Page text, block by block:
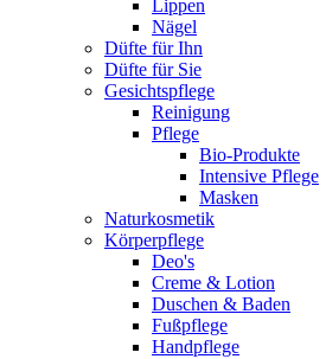
Lippen
Nägel
Düfte für Ihn
Düfte für Sie
Gesichtspflege
Reinigung
Pflege
Bio-Produkte
Intensive Pflege
Masken
Naturkosmetik
Körperpflege
Deo's
Creme & Lotion
Duschen & Baden
Fußpflege
Handpflege